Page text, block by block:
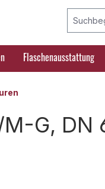
Flaschenausstattung
G, DN